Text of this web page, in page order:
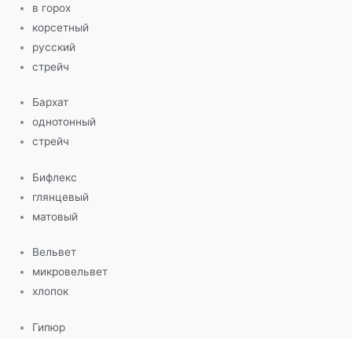
в горох
корсетный
русский
стрейч
Бархат
однотонный
стрейч
Бифлекс
глянцевый
матовый
Вельвет
микровельвет
хлопок
Гипюр